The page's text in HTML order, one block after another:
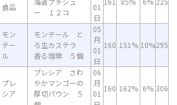
食品
ー １２コ
01
日
モン
テー
ル
モンテール と
ろ生カステラ
香る珈琲 ５個
05
月
01
日
160 151% 10%295
プレ
シア
プレシア さわ
やかマンゴーの
厚切パウン ５
06
月
01
160 162% 6% 306